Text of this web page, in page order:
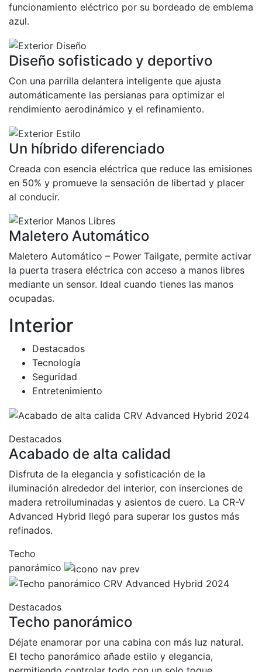
funcionamiento eléctrico por su bordeado de emblema
azul.
Diseño sofisticado y deportivo
Con una parrilla delantera inteligente que ajusta
automáticamente las persianas para optimizar el
rendimiento aerodinámico y el refinamiento.
Un híbrido diferenciado
Creada con esencia eléctrica que reduce las emisiones
en 50% y promueve la sensación de libertad y placer
al conducir.
Maletero Automático
Maletero Automático – Power Tailgate, permite activar
la puerta trasera eléctrica con acceso a manos libres
mediante un sensor. Ideal cuando tienes las manos
ocupadas.
Interior
Destacados
Tecnología
Seguridad
Entretenimiento
Destacados
Acabado de alta calidad
Disfruta de la elegancia y sofisticación de la
iluminación alrededor del interior, con inserciones de
madera retroiluminadas y asientos de cuero. La CR-V
Advanced Hybrid llegó para superar los gustos más
refinados.
Techo
panorámico
Destacados
Techo panorámico
Déjate enamorar por una cabina con más luz natural.
El techo panorámico añade estilo y elegancia,